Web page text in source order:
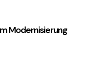
Modernisierung